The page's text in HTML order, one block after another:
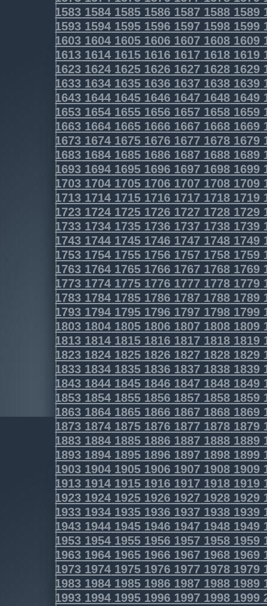
1583 1584 1585 1586 1587 1588 1589
1593 1594 1595 1596 1597 1598 1599
1603 1604 1605 1606 1607 1608 1609
1613 1614 1615 1616 1617 1618 1619
1623 1624 1625 1626 1627 1628 1629
1633 1634 1635 1636 1637 1638 1639
1643 1644 1645 1646 1647 1648 1649
1653 1654 1655 1656 1657 1658 1659
1663 1664 1665 1666 1667 1668 1669
1673 1674 1675 1676 1677 1678 1679
1683 1684 1685 1686 1687 1688 1689
1693 1694 1695 1696 1697 1698 1699
1703 1704 1705 1706 1707 1708 1709
1713 1714 1715 1716 1717 1718 1719
1723 1724 1725 1726 1727 1728 1729
1733 1734 1735 1736 1737 1738 1739
1743 1744 1745 1746 1747 1748 1749
1753 1754 1755 1756 1757 1758 1759
1763 1764 1765 1766 1767 1768 1769
1773 1774 1775 1776 1777 1778 1779
1783 1784 1785 1786 1787 1788 1789
1793 1794 1795 1796 1797 1798 1799
1803 1804 1805 1806 1807 1808 1809
1813 1814 1815 1816 1817 1818 1819
1823 1824 1825 1826 1827 1828 1829
1833 1834 1835 1836 1837 1838 1839
1843 1844 1845 1846 1847 1848 1849
1853 1854 1855 1856 1857 1858 1859
1863 1864 1865 1866 1867 1868 1869
1873 1874 1875 1876 1877 1878 1879
1883 1884 1885 1886 1887 1888 1889
1893 1894 1895 1896 1897 1898 1899
1903 1904 1905 1906 1907 1908 1909
1913 1914 1915 1916 1917 1918 1919
1923 1924 1925 1926 1927 1928 1929
1933 1934 1935 1936 1937 1938 1939
1943 1944 1945 1946 1947 1948 1949
1953 1954 1955 1956 1957 1958 1959
1963 1964 1965 1966 1967 1968 1969
1973 1974 1975 1976 1977 1978 1979
1983 1984 1985 1986 1987 1988 1989
1993 1994 1995 1996 1997 1998 1999